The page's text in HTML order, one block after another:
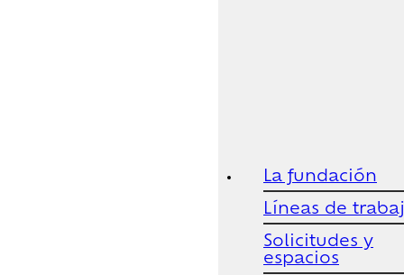
La fundación
Líneas de
Solicitudes y
espacios